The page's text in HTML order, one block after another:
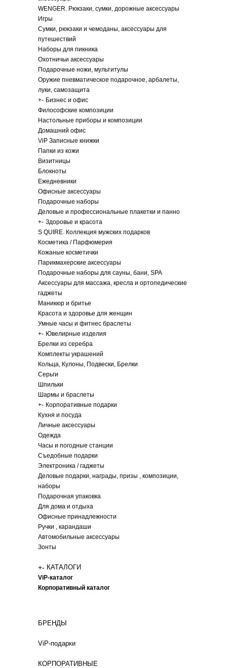
WENGER. Рюкзаки, сумки, дорожные аксессуары
Игры
Сумки, рюкзаки и чемоданы, аксессуары для
путешествий
Наборы для пикника
Охотничьи аксессуары
Подарочные ножи, мультитулы
Оружие пневматическое подарочное, арбалеты,
луки, самозащита
+- Бизнес и офис
Философские композиции
Настольные приборы и композиции
Домашний офис
ViP Записные книжки
Папки из кожи
Визитницы
Блокноты
Ежедневники
Офисные аксессуары
Подарочные наборы
Деловые и профессиональные плакетки и панно
+- Здоровье и красота
S QUIRE. Коллекция мужских подарков
Косметика / Парфюмерия
Кожаные косметички
Парикмахерские аксессуары
Подарочные наборы для сауны, бани, SPA
Аксессуары для массажа, кресла и ортопедические
гаджеты
Маникюр и бритье
Красота и здоровье для женщин
Умные часы и фитнес браслеты
+- Ювелирные изделия
Брелки из серебра
Комплекты украшений
Кольца, Кулоны, Подвески, Брелки
Серьги
Шпильки
Шармы и браслеты
+- Корпоративные подарки
Кухня и посуда
Личные аксессуары
Одежда
Часы и погодные станции
Съедобные подарки
Электроника / гаджеты
Деловые подарки, награды, призы , композиции,
наборы
Подарочная упаковка
Для дома и отдыха
Офисные принадлежности
Ручки , карандаши
Автомобильные аксессуары
Зонты
+- КАТАЛОГИ
ViP-каталог
Корпоративный каталог
БРЕНДЫ
ViP-подарки
КОРПОРАТИВНЫЕ